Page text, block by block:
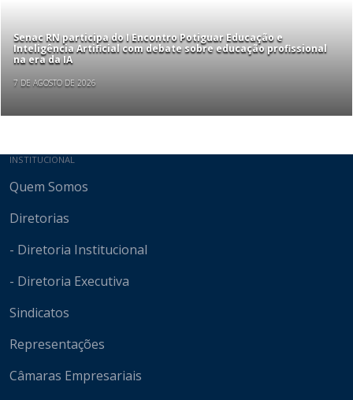
Senac RN participa do I Encontro Potiguar Educação e
Inteligência Artificial com debate sobre educação profissional
na era da IA
7 DE AGOSTO DE 2026
Mapa do site
INSTITUCIONAL
Quem Somos
Diretorias
- Diretoria Institucional
- Diretoria Executiva
Sindicatos
Representações
Câmaras Empresariais